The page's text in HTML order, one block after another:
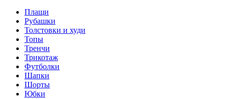
Плащи
Рубашки
Толстовки и худи
Топы
Тренчи
Трикотаж
Футболки
Шапки
Шорты
Юбки